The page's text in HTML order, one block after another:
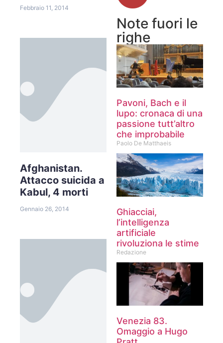
Febbraio 11, 2014
Afghanistan.
Attacco suicida a
Kabul, 4 morti
Gennaio 26, 2014
Note fuori le
righe
Pavoni, Bach e il
lupo: cronaca di una
passione tutt’altro
che improbabile
Paolo De Matthaeis
Ghiacciai,
l’intelligenza
artificiale
rivoluziona le stime
Redazione
Venezia 83.
Omaggio a Hugo